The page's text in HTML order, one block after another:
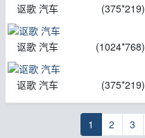
讴歌 汽车 (375*219)
讴歌 汽车 (1024*768)
讴歌 汽车 (375*219)
1 2 3